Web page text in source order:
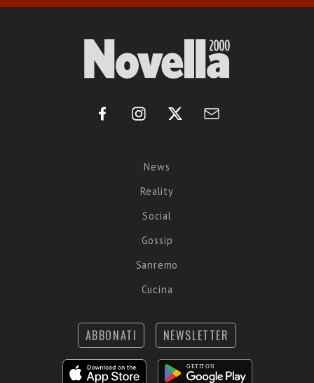
News
Reality
Social
Gossip
Sanremo
Cucina
ABBONATI NEWSLETTER